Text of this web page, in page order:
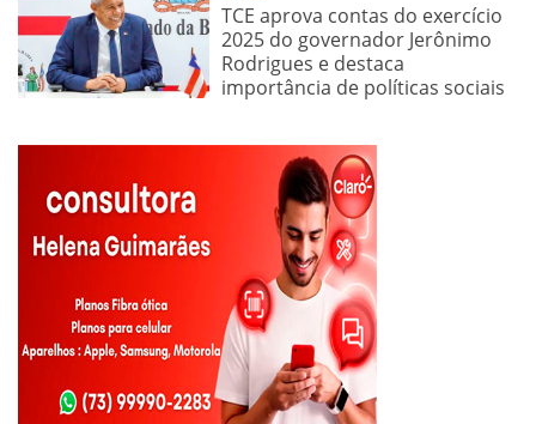
TCE aprova contas do exercício
2025 do governador Jerônimo
Rodrigues e destaca
importância de políticas sociais